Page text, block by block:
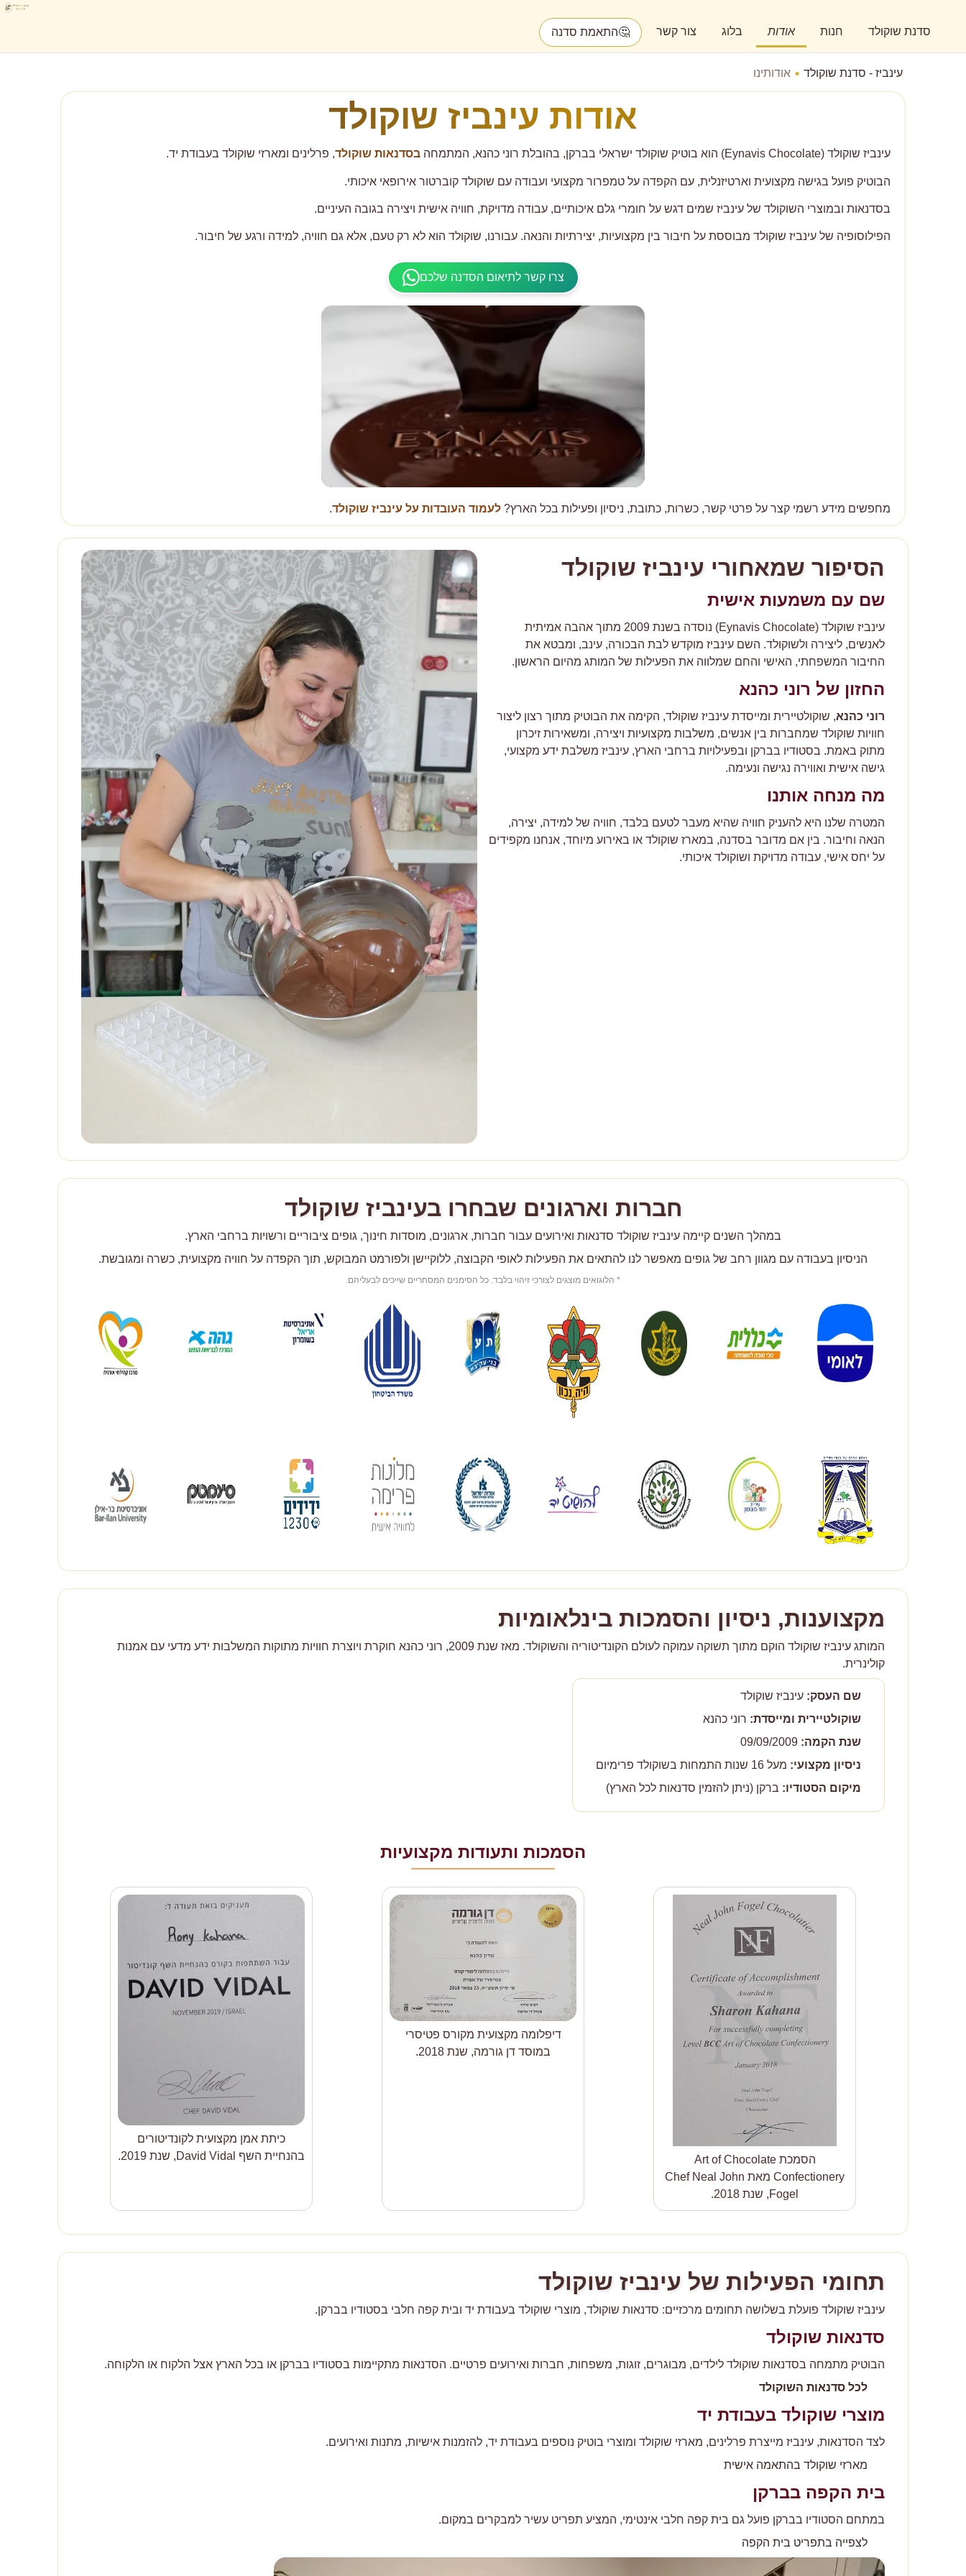
סדנת שוקולד חנות אודות בלוג צור קשר 🤔התאמת סדנה
עינביז - סדנת שוקולד אודותינו
אודות עינביז שוקולד
עינביז שוקולד (Eynavis Chocolate) הוא בוטיק שוקולד ישראלי בברקן, בהובלת רוני כהנא, המתמחה בסדנאות שוקולד, פרלינים ומארזי שוקולד בעבודת יד.
הבוטיק פועל בגישה מקצועית וארטיזנלית, עם הקפדה על טמפרור מקצועי ועבודה עם שוקולד קוברטור אירופאי איכותי.
בסדנאות ובמוצרי השוקולד של עינביז שמים דגש על חומרי גלם איכותיים, עבודה מדויקת, חוויה אישית ויצירה בגובה העיניים.
הפילוסופיה של עינביז שוקולד מבוססת על חיבור בין מקצועיות, יצירתיות והנאה. עבורנו, שוקולד הוא לא רק טעם, אלא גם חוויה, למידה ורגע של חיבור.
צרו קשר לתיאום הסדנה שלכם
מחפשים מידע רשמי קצר על פרטי קשר, כשרות, כתובת, ניסיון ופעילות בכל הארץ? לעמוד העובדות על עינביז שוקולד.
הסיפור שמאחורי עינביז שוקולד
שם עם משמעות אישית
עינביז שוקולד (Eynavis Chocolate) נוסדה בשנת 2009 מתוך אהבה אמיתית
לאנשים, ליצירה ולשוקולד. השם עינביז מוקדש לבת הבכורה, עינב, ומבטא את
החיבור המשפחתי, האישי והחם שמלווה את הפעילות של המותג מהיום הראשון.
החזון של רוני כהנא
רוני כהנא, שוקולטיירית ומייסדת עינביז שוקולד, הקימה את הבוטיק מתוך רצון ליצור
חוויות שוקולד שמחברות בין אנשים, משלבות מקצועיות ויצירה, ומשאירות זיכרון
מתוק באמת. בסטודיו בברקן ובפעילויות ברחבי הארץ, עינביז משלבת ידע מקצועי,
גישה אישית ואווירה נגישה ונעימה.
מה מנחה אותנו
המטרה שלנו היא להעניק חוויה שהיא מעבר לטעם בלבד, חוויה של למידה, יצירה,
הנאה וחיבור. בין אם מדובר בסדנה, במארז שוקולד או באירוע מיוחד, אנחנו מקפידים
על יחס אישי, עבודה מדויקת ושוקולד איכותי.
חברות וארגונים שבחרו בעינביז שוקולד
במהלך השנים קיימה עינביז שוקולד סדנאות ואירועים עבור חברות, ארגונים, מוסדות חינוך, גופים ציבוריים ורשויות ברחבי הארץ.
הניסיון בעבודה עם מגוון רחב של גופים מאפשר לנו להתאים את הפעילות לאופי הקבוצה, ללוקיישן ולפורמט המבוקש, תוך הקפדה על חוויה מקצועית, כשרה ומגובשת.
* הלוגואים מוצגים לצורכי זיהוי בלבד. כל הסימנים המסחריים שייכים לבעליהם.
מקצוענות, ניסיון והסמכות בינלאומיות
המותג עינביז שוקולד הוקם מתוך תשוקה עמוקה לעולם הקונדיטוריה והשוקולד. מאז שנת 2009, רוני כהנא חוקרת ויוצרת חוויות מתוקות המשלבות ידע מדעי עם אמנות
קולינרית.
שם העסק: עינביז שוקולד
שוקולטיירית ומייסדת: רוני כהנא
שנת הקמה:
ניסיון מקצועי: מעל 16 שנות התמחות בשוקולד פרימיום
מיקום הסטודיו: ברקן (ניתן להזמין סדנאות לכל הארץ)
הסמכות ותעודות מקצועיות
הסמכת Art of Chocolate
Confectionery מאת Chef Neal John
Fogel, שנת 2018.
דיפלומה מקצועית מקורס פטיסרי
במוסד דן גורמה, שנת 2018.
כיתת אמן מקצועית לקונדיטורים
בהנחיית השף David Vidal, שנת 2019.
תחומי הפעילות של עינביז שוקולד
עינביז שוקולד פועלת בשלושה תחומים מרכזיים: סדנאות שוקולד, מוצרי שוקולד בעבודת יד ובית קפה חלבי בסטודיו בברקן.
סדנאות שוקולד
הבוטיק מתמחה בסדנאות שוקולד לילדים, מבוגרים, זוגות, משפחות, חברות ואירועים פרטיים. הסדנאות מתקיימות בסטודיו בברקן או בכל הארץ אצל הלקוח או הלקוחה.
לכל סדנאות השוקולד
מוצרי שוקולד בעבודת יד
לצד הסדנאות, עינביז מייצרת פרלינים, מארזי שוקולד ומוצרי בוטיק נוספים בעבודת יד, להזמנות אישיות, מתנות ואירועים.
מארזי שוקולד בהתאמה אישית
בית הקפה בברקן
במתחם הסטודיו בברקן פועל גם בית קפה חלבי אינטימי, המציע תפריט עשיר למבקרים במקום.
לצפייה בתפריט בית הקפה